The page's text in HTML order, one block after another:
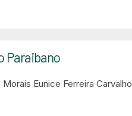
Paraibano
Morais Eunice Ferreira Carvalho